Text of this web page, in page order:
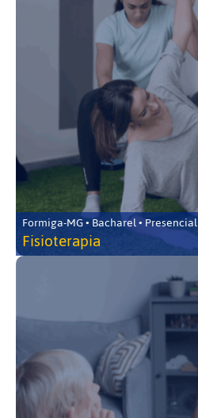
Formiga-MG • Bacharel • Presencial
Fisioterapia